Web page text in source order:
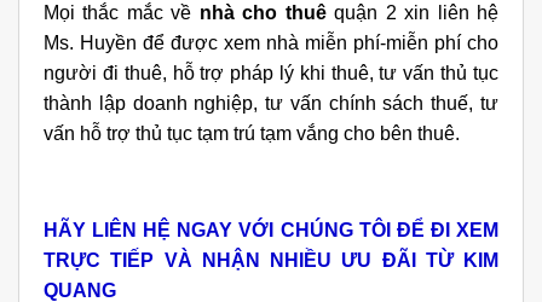
Mọi thắc mắc về nhà cho thuêquận 2 xin liên hệ
Ms. Huyền để được xem nhà miễn phí-miễn phí cho
người đi thuê, hỗ trợ pháp lý khi thuê, tư vấn thủ tục
thành lập doanh nghiệp, tư vấn chính sách thuế, tư
vấn hỗ trợ thủ tục tạm trú tạm vắng cho bên thuê.
HÃY LIÊN HỆ NGAY VỚI CHÚNG TÔI ĐỂ ĐI XEM
TRỰC TIẾP VÀ NHẬN NHIỀU ƯU ĐÃI TỪ KIM
QUANG